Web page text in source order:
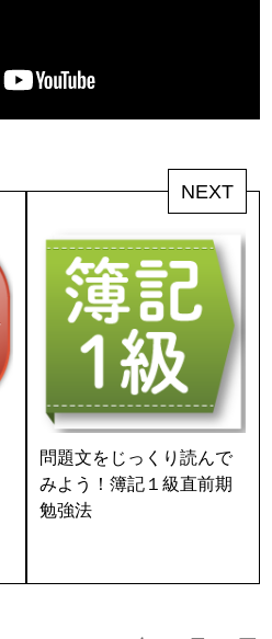
NEXT
問題文をじっくり読んで
みよう！簿記１級直前期
勉強法